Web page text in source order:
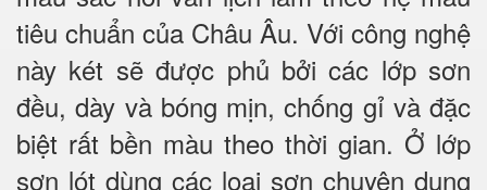
tiêu chuẩn của Châu Âu. Với công nghệ
này két sẽ được phủ bởi các lớp sơn
đều, dày và bóng mịn, chống gỉ và đặc
biệt rất bền màu theo thời gian. Ở lớp
sơn lót dùng các loại sơn chuyên dụng